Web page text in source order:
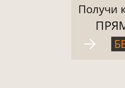
Получи